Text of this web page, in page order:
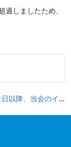
しましたため、
令和5年10月1日以降、当会のインボイス制度への対応及び年会費の取扱いについて